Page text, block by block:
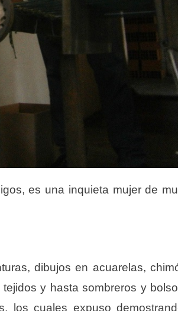
es una inquieta mujer de
dibujos en acuarelas,
y hasta sombreros y
los cuales expuso